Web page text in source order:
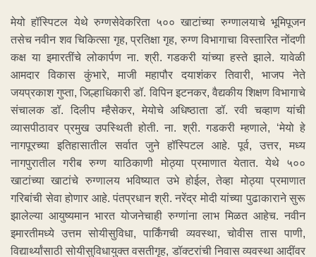
मेयो हॉस्पिटल येथे रुग्णसेवेकरिता ५०० खाटांच्या रुग्णालयाचे भूमिपूजन
तसेच नवीन शव चिकित्सा गृह, प्रतिक्षा गृह, रुग्ण विभागाचा विस्तारित नोंदणी
कक्ष या इमारतींचे लोकार्पण ना. श्री. गडकरी यांच्या हस्ते झाले. यावेळी
आमदार विकास कुंभारे, माजी महापौर दयाशंकर तिवारी, भाजप नेते
जयप्रकाश गुप्ता, जिल्हाधिकारी डॉ. विपिन इटनकर, वैद्यकीय शिक्षण विभागाचे
संचालक डॉ. दिलीप म्हैसेकर, मेयोचे अधिष्ठाता डॉ. रवी चव्हाण यांची
व्यासपीठावर प्रमुख उपस्थिती होती. ना. श्री. गडकरी म्हणाले, ‘मेयो हे
नागपूरच्या इतिहासातील सर्वात जुने हॉस्पिटल आहे. पूर्व, उत्तर, मध्य
नागपुरातील गरीब रुग्ण याठिकाणी मोठ्या प्रमाणात येतात. येथे ५००
खाटांच्या खाटांचे रुग्णालय भविष्यात उभे होईल, तेव्हा मोठ्या प्रमाणात
गरिबांची सेवा होणार आहे. पंतप्रधान श्री. नरेंद्र मोदी यांच्या पुढाकाराने सुरू
झालेल्या आयुष्यमान भारत योजनेचाही रुग्णांना लाभ मिळत आहेच. नवीन
इमारतीमध्ये उत्तम सोयीसुविधा, पार्किंगची व्यवस्था, चोवीस तास पाणी,
विद्यार्थ्यांसाठी सोयीसुविधायुक्त वसतीगृह, डॉक्टरांची निवास व्यवस्था आदींवर